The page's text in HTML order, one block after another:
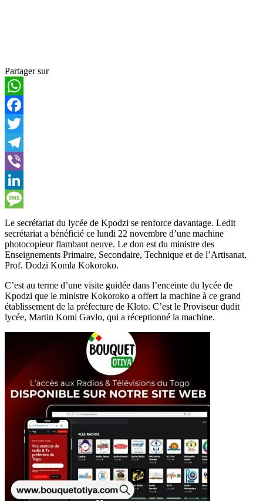
Partager sur
WhatsApp
Facebook
Twitter
Telegram
Viber
LinkedIn
Message
Le secrétariat du lycée de Kpodzi se renforce davantage. Ledit
secrétariat a bénéficié ce lundi 22 novembre d’une machine
photocopieur flambant neuve. Le don est du ministre des
Enseignements Primaire, Secondaire, Technique et de l’Artisanat,
Prof. Dodzi Komla Kokoroko.
C’est au terme d’une visite guidée dans l’enceinte du lycée de
Kpodzi que le ministre Kokoroko a offert la machine à ce grand
établissement de la préfecture de Kloto. C’est le Proviseur dudit
lycée, Martin Komi Gavlo, qui a réceptionné la machine.